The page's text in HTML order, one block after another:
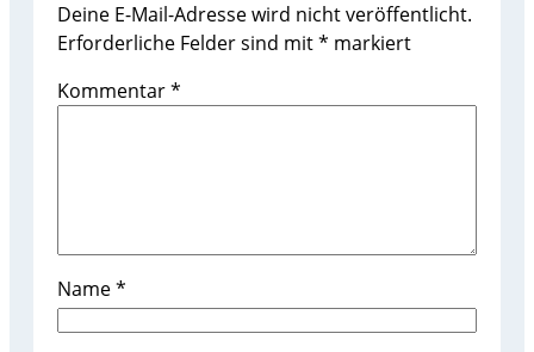
Deine E-Mail-Adresse wird nicht veröffentlicht.
Erforderliche Felder sind mit* markiert
Kommentar*
Name*